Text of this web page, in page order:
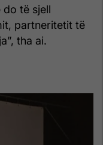
do të sjell
partneritetit të
tha ai.